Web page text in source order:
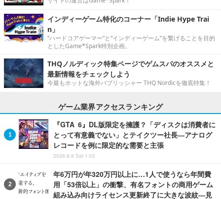
インディーゲーム特化のコーナー「Indie Hype Trai
n」
“ハードコアゲーマー”と“インディーゲーム”を繋げることを目的
としたGame*Spark特別企画。
THQノルディック特集ページでゲムスパのオススメと
最新情報をチェックしよう
今最もホットな海外パブリッシャー THQ Nordicを徹底特集！
ゲーム業界アクセスランキング
『GTA 6』DL版限定を擁護？「ディスクは消費者に
とって有意義でない」とテイクツー社長―アナログ
レコードを例に限定的な需要と主張
2026.8.8 Sat 1:02
年6万円が年320万円以上に…1人で使うなら年間費
用「53倍以上」の衝撃、有名フォントの商用ゲーム
組み込み向けライセンス更新終了に大きな波紋―見